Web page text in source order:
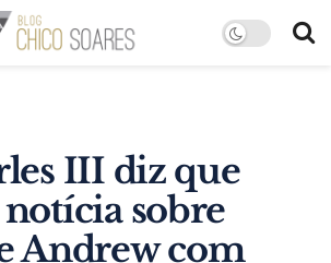
III diz que
sobre
Andrew com